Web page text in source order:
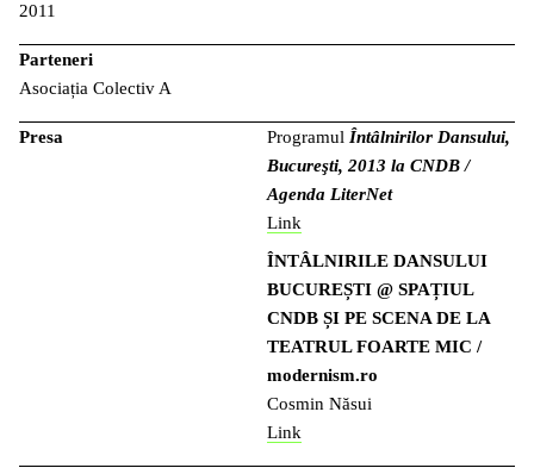
2011
Parteneri
Asociația Colectiv A
Presa Programul Întâlnirilor Dansului,
Bucureşti, 2013 la CNDB /
Agenda LiterNet
Link
ÎNTÂLNIRILE DANSULUI
BUCUREȘTI @ SPAȚIUL
CNDB ȘI PE SCENA DE LA
TEATRUL FOARTE MIC /
modernism.ro
Cosmin Năsui
Link